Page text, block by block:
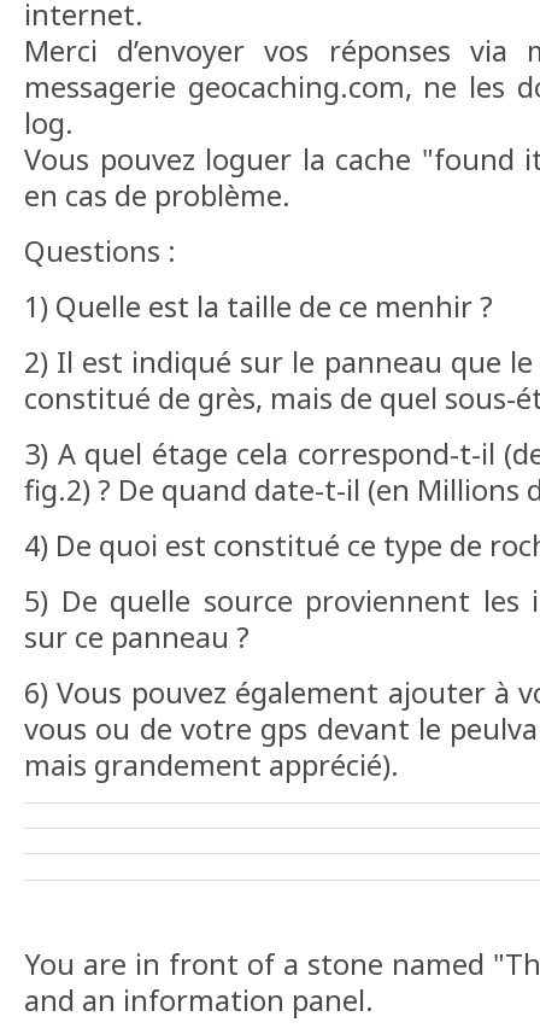
internet.
Merci d’envoyer vos réponses
messagerie geocaching.com, ne les
log.
Vous pouvez loguer la cache "found
en cas de problème.
Questions :
1) Quelle est la taille de ce menhir ?
2) Il est indiqué sur le panneau que
constitué de grès, mais de quel sous-
3) A quel étage cela correspond-t-il
fig.2) ? De quand date-t-il (en Millions
4) De quoi est constitué ce type de
5) De quelle source proviennent les
sur ce panneau ?
6) Vous pouvez également ajouter à
vous ou de votre gps devant le
mais grandement apprécié).
You are in front of a stone named
and an information panel.